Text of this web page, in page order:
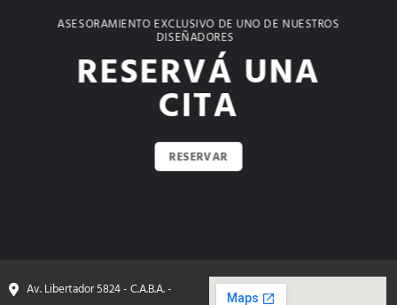
ASESORAMIENTO EXCLUSIVO DE UNO DE NUESTROS
DISEÑADORES
RESERVÁ UNA
CITA
RESERVAR
Av. Libertador 5824 - C.A.B.A. -